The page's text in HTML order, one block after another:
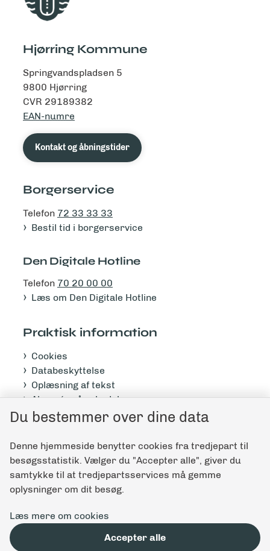
Hjørring Kommune
Springvandspladsen 5
9800 Hjørring
CVR 29189382
EAN-numre
Kontakt og åbningstider
Borgerservice
Telefon 72 33 33 33
Bestil tid i borgerservice
Den Digitale Hotline
Telefon 70 20 00 00
Læs om Den Digitale Hotline
Praktisk information
Cookies
Databeskyttelse
Oplæsning af tekst
Abonnér på nyhedsbrev
Tilgængelighedserklæring
Giv feedback til denne side
Du bestemmer over dine data
Denne hjemmeside benytter cookies fra tredjepart til
besøgsstatistik. Vælger du "Accepter alle", giver du
samtykke til at tredjepartsservices må gemme
oplysninger om dit besøg.
Læs mere om cookies
Accepter alle